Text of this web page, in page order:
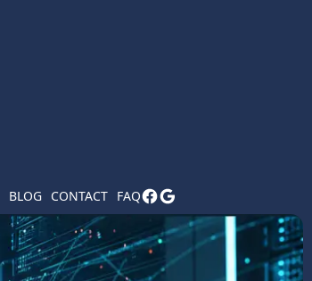
BLOG CONTACT FAQ